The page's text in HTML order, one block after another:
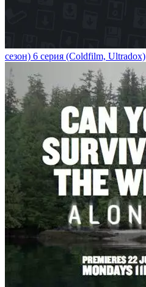
сезон) 6 серия (Coldfilm, Ultradox)